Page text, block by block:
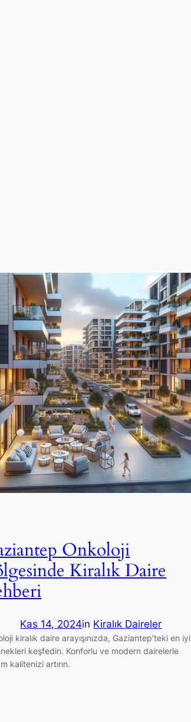
Onkoloji
Kiralık Daire
Kas 14, 2024in Kiralık Daireler
kiralık daire arayışınızda, Gaziantep’teki en iyi
keşfedin. Konforlu ve modern dairelerle
kalitenizi artırın.